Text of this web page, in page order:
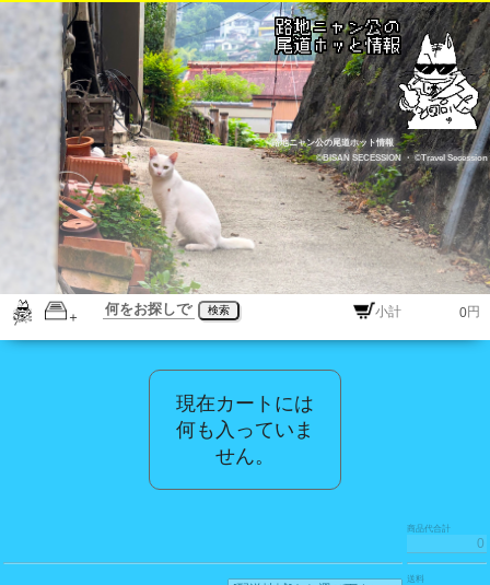
路地ニャン公の尾道ホット情報
©BISAN SECESSION
・©Travel Secession
検索 円
現在カートには
何も入っていま
せん。
商品代合計
送料